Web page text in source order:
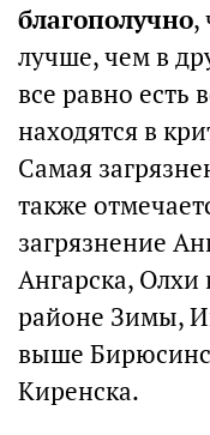
благополучно,
лучше, чем в
все равно есть
находятся в
Самая
также
загрязнение
Ангарска,
районе Зимы,
выше
Киренска.